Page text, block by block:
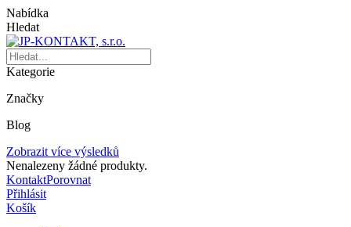
Nabídka
Hledat
Kategorie
Značky
Blog
Zobrazit více výsledků
Nenalezeny žádné produkty.
KontaktPorovnat
Přihlásit
Košík